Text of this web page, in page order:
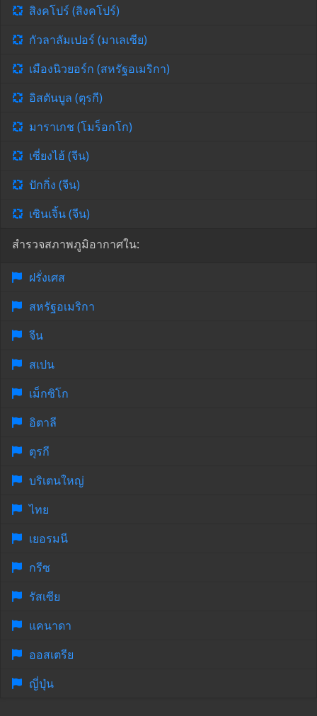
สิงคโปร์ (สิงคโปร์)
กัวลาลัมเปอร์ (มาเลเซีย)
เมืองนิวยอร์ก (สหรัฐอเมริกา)
อิสตันบูล (ตุรกี)
มาราเกช (โมร็อกโก)
เซี่ยงไฮ้ (จีน)
ปักกิ่ง (จีน)
เซินเจิ้น (จีน)
สำรวจสภาพภูมิอากาศใน:
ฝรั่งเศส
สหรัฐอเมริกา
จีน
สเปน
เม็กซิโก
อิตาลี
ตุรกี
บริเตนใหญ่
ไทย
เยอรมนี
กรีซ
รัสเซีย
แคนาดา
ออสเตรีย
ญี่ปุ่น